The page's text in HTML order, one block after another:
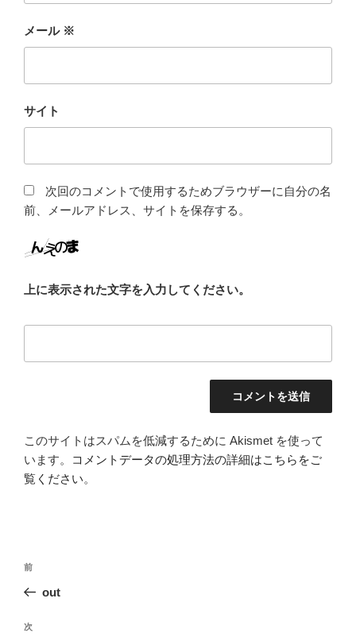
メール ※
サイト
次回のコメントで使用するためブラウザーに自分の名
前、メールアドレス、サイトを保存する。
上に表示された文字を入力してください。
このサイトはスパムを低減するために Akismet を使って
います。
コメントデータの処理方法の詳細はこちらをご
覧ください。
投
ビ
前
の
稿
前
out
次
次